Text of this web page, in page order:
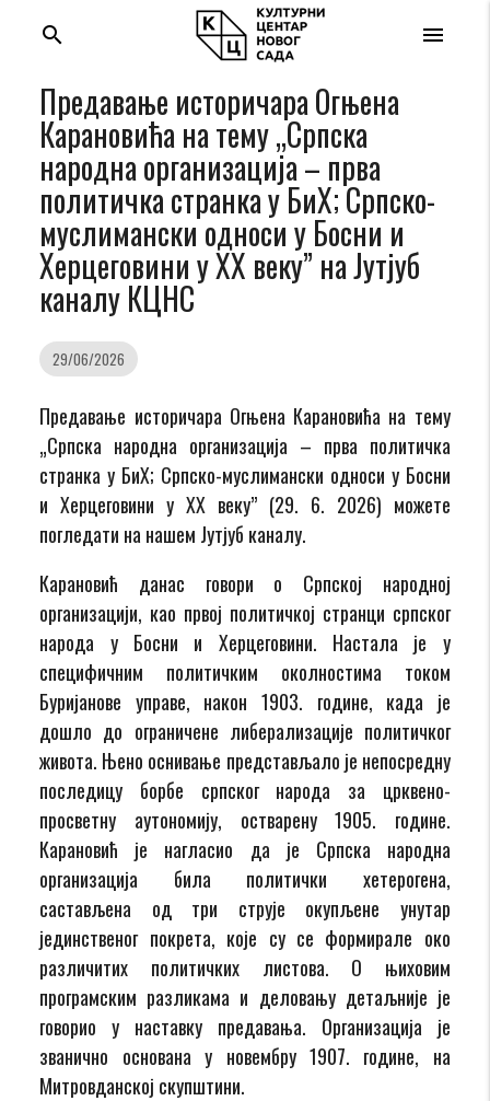
menu
search
Предавање историчара Огњена
Карановића на тему „Српска
народна организација – прва
политичка странка у БиХ; Српско-
муслимански односи у Босни и
Херцеговини у XХ веку” на Јутјуб
каналу КЦНС
29/06/2026
Предавање историчара Огњена Карановића на тему
„Српска народна организација – прва политичка
странка у БиХ; Српско-муслимански односи у Босни
и Херцеговини у XХ веку” (29. 6. 2026) можете
погледати на нашем Јутјуб каналу.
Карановић данас говори о Српској народној
организацији, као првој политичкој странци српског
народа у Босни и Херцеговини. Настала је у
специфичним политичким околностима током
Буријанове управе, након 1903. године, када је
дошло до ограничене либерализације политичког
живота. Њено оснивање представљало је непосредну
последицу борбе српског народа за црквено-
просветну аутономију, остварену 1905. године.
Карановић је нагласио да је Српска народна
организација била политички хетерогена,
састављена од три струје окупљене унутар
јединственог покрета, које су се формирале око
различитих политичких листова. О њиховим
програмским разликама и деловању детаљније је
говорио у наставку предавања. Организација је
званично основана у новембру 1907. године, на
Митровданској скупштини.